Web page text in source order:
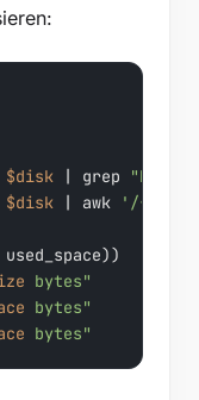
$disk | grep "Disk
$disk | awk '/^\/
bytes"
bytes"
bytes"